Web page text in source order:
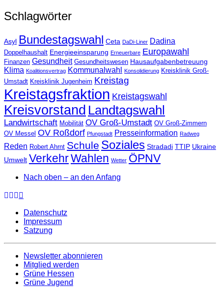
Schlagwörter
Asyl Bundestagswahl Ceta DaDi-Liner Dadina
Doppelhaushalt Energieeinsparung Erneuerbare Europawahl
Finanzen Gesundheit Gesundheitswesen Hausaufgabenbetreuung
Klima Koalitionsvertrag Kommunalwahl Konsolidierung Kreisklinik Groß-
Umstadt Kreisklinik Jugenheim Kreistag
Kreistagsfraktion Kreistagswahl
Kreisvorstand Landtagswahl
Landwirtschaft Mobilität OV Groß-Umstadt OV Groß-Zimmern
OV Messel OV Roßdorf Pfungstadt Presseinformation Radweg
Reden Robert Ahrnt Schule Soziales Stradadi TTIP Ukraine
Umwelt VerkehrWahlen Wetter ÖPNV
Nach oben – an den Anfang
Datenschutz
Impressum
Satzung
Newsletter abonnieren
Mitglied werden
Grüne Hessen
Grüne Jugend